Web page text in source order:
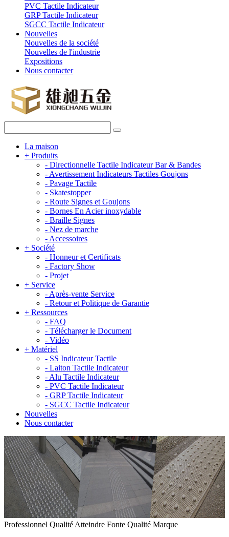
PVC Tactile Indicateur
GRP Tactile Indicateur
SGCC Tactile Indicateur
Nouvelles
Nouvelles de la société
Nouvelles de l'industrie
Expositions
Nous contacter
La maison
+ Produits
- Directionnelle Tactile Indicateur Bar & Bandes
- Avertissement Indicateurs Tactiles Goujons
- Pavage Tactile
- Skatestopper
- Route Signes et Goujons
- Bornes En Acier inoxydable
- Braille Signes
- Nez de marche
- Accessoires
+ Société
- Honneur et Certificats
- Factory Show
- Projet
+ Service
- Après-vente Service
- Retour et Politique de Garantie
+ Ressources
- FAQ
- Télécharger le Document
- Vidéo
+ Matériel
- SS Indicateur Tactile
- Laiton Tactile Indicateur
- Alu Tactile Indicateur
- PVC Tactile Indicateur
- GRP Tactile Indicateur
- SGCC Tactile Indicateur
Nouvelles
Nous contacter
Professionnel Qualité Atteindre Fonte Qualité Marque